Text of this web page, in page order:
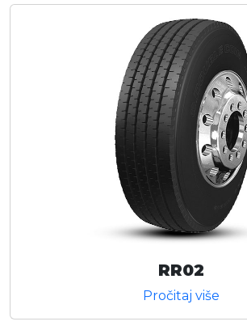
RR02
Pročitaj više